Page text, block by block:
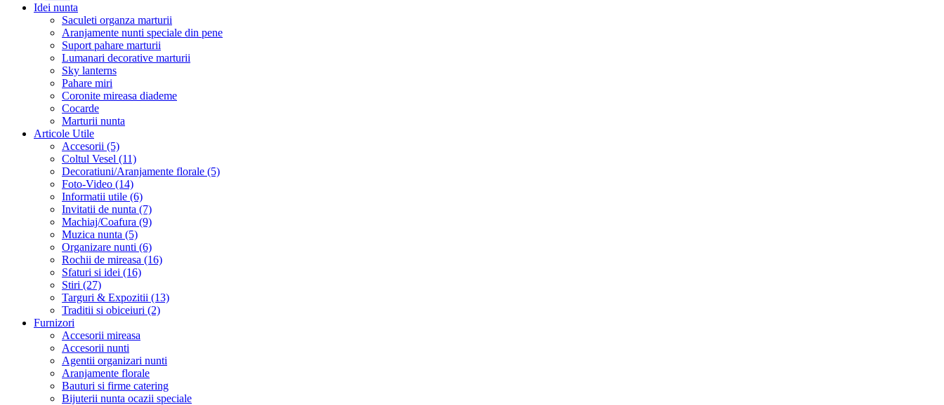
Idei nunta
Saculeti organza marturii
Aranjamente nunti speciale din pene
Suport pahare marturii
Lumanari decorative marturii
Sky lanterns
Pahare miri
Coronite mireasa diademe
Cocarde
Marturii nunta
Articole Utile
Accesorii (5)
Coltul Vesel (11)
Decoratiuni/Aranjamente florale (5)
Foto-Video (14)
Informatii utile (6)
Invitatii de nunta (7)
Machiaj/Coafura (9)
Muzica nunta (5)
Organizare nunti (6)
Rochii de mireasa (16)
Sfaturi si idei (16)
Stiri (27)
Targuri & Expozitii (13)
Traditii si obiceiuri (2)
Furnizori
Accesorii mireasa
Accesorii nunti
Agentii organizari nunti
Aranjamente florale
Bauturi si firme catering
Bijuterii nunta ocazii speciale